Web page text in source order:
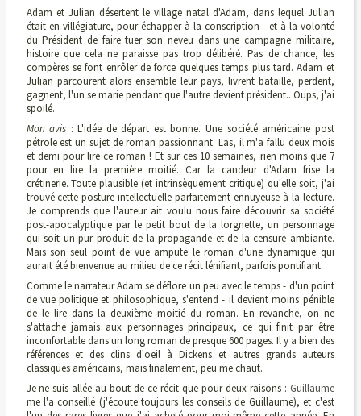
Adam et Julian désertent le village natal d'Adam, dans lequel Julian
était en villégiature, pour échapper à la conscription - et à la volonté
du Président de faire tuer son neveu dans une campagne militaire,
histoire que cela ne paraisse pas trop délibéré. Pas de chance, les
compères se font enrôler de force quelques temps plus tard. Adam et
Julian parcourent alors ensemble leur pays, livrent bataille, perdent,
gagnent, l'un se marie pendant que l'autre devient président.. Oups, j'ai
spoilé.
Mon avis : L'idée de départ est bonne. Une société américaine post
pétrole est un sujet de roman passionnant. Las, il m'a fallu deux mois
et demi pour lire ce roman ! Et sur ces 10 semaines, rien moins que 7
pour en lire la première moitié. Car la candeur d'Adam frise la
crétinerie. Toute plausible (et intrinsèquement critique) qu'elle soit, j'ai
trouvé cette posture intellectuelle parfaitement ennuyeuse à la lecture.
Je comprends que l'auteur ait voulu nous faire découvrir sa société
post-apocalyptique par le petit bout de la lorgnette, un personnage
qui soit un pur produit de la propagande et de la censure ambiante.
Mais son seul point de vue ampute le roman d'une dynamique qui
aurait été bienvenue au milieu de ce récit lénifiant, parfois pontifiant.
Comme le narrateur Adam se déflore un peu avec le temps - d'un point
de vue politique et philosophique, s'entend - il devient moins pénible
de le lire dans la deuxième moitié du roman. En revanche, on ne
s'attache jamais aux personnages principaux, ce qui finit par être
inconfortable dans un long roman de presque 600 pages. Il y a bien des
références et des clins d'oeil à Dickens et autres grands auteurs
classiques américains, mais finalement, peu me chaut.
Je ne suis allée au bout de ce récit que pour deux raisons : Guillaume
me l'a conseillé (j'écoute toujours les conseils de Guillaume), et c'est